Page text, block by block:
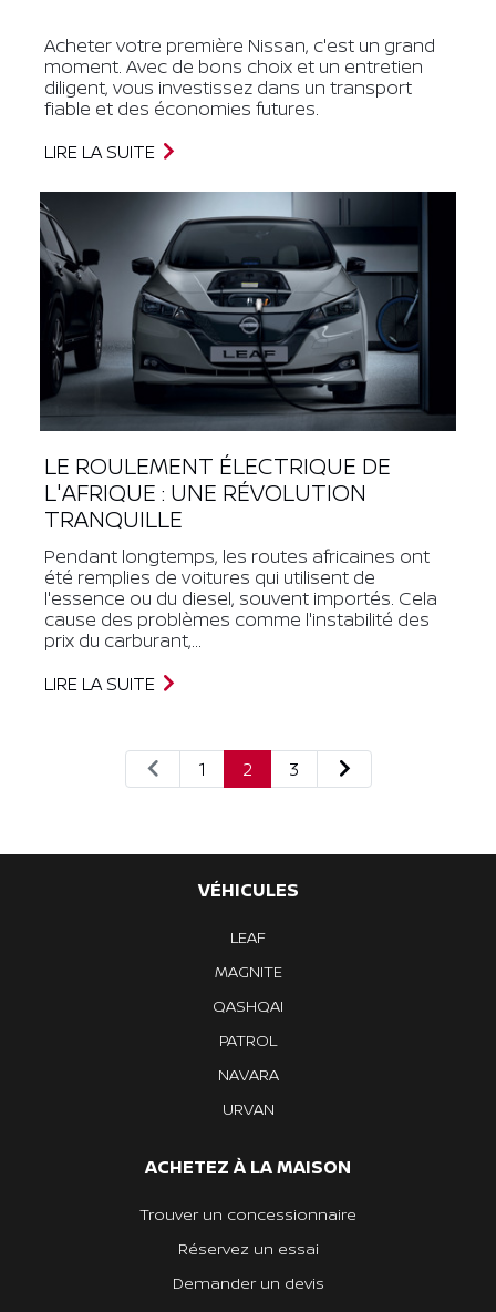
Acheter votre première Nissan, c'est un grand
moment. Avec de bons choix et un entretien
diligent, vous investissez dans un transport
fiable et des économies futures.
LIRE LA SUITE
LE ROULEMENT ÉLECTRIQUE DE
L'AFRIQUE : UNE RÉVOLUTION
TRANQUILLE
Pendant longtemps, les routes africaines ont
été remplies de voitures qui utilisent de
l'essence ou du diesel, souvent importés. Cela
cause des problèmes comme l'instabilité des
prix du carburant,...
LIRE LA SUITE
1 2 3
VÉHICULES
LEAF
MAGNITE
QASHQAI
PATROL
NAVARA
URVAN
ACHETEZ À LA MAISON
Trouver un concessionnaire
Réservez un essai
Demander un devis